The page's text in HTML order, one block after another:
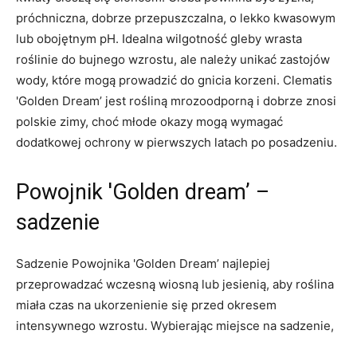
próchniczna, dobrze przepuszczalna, o lekko kwasowym
lub obojętnym pH. Idealna wilgotność gleby wrasta
roślinie do bujnego wzrostu, ale należy unikać zastojów
wody, które mogą prowadzić do gnicia korzeni. Clematis
'Golden Dream’ jest rośliną mrozoodporną i dobrze znosi
polskie zimy, choć młode okazy mogą wymagać
dodatkowej ochrony w pierwszych latach po posadzeniu.
Powojnik 'Golden dream’ –
sadzenie
Sadzenie Powojnika 'Golden Dream’ najlepiej
przeprowadzać wczesną wiosną lub jesienią, aby roślina
miała czas na ukorzenienie się przed okresem
intensywnego wzrostu. Wybierając miejsce na sadzenie,